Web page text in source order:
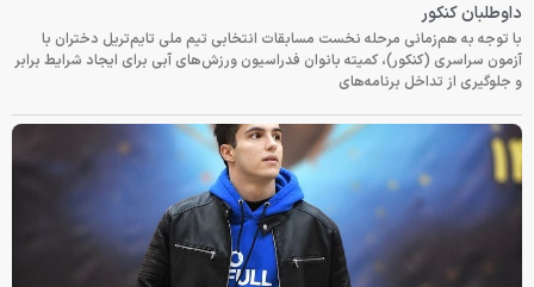
داوطلبان کنکور
با توجه به هم‌زمانی مرحله نخست مسابقات انتخابی تیم ملی تایم‌تریل دختران با
آزمون سراسری (کنکور)، کمیته بانوان فدراسیون ورزش‌های آبی برای ایجاد شرایط برابر
و جلوگیری از تداخل برنامه‌های